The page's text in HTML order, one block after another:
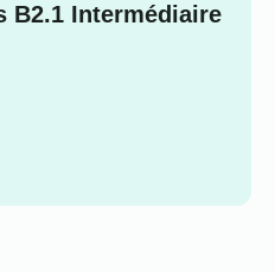
B2.1 Intermédiaire